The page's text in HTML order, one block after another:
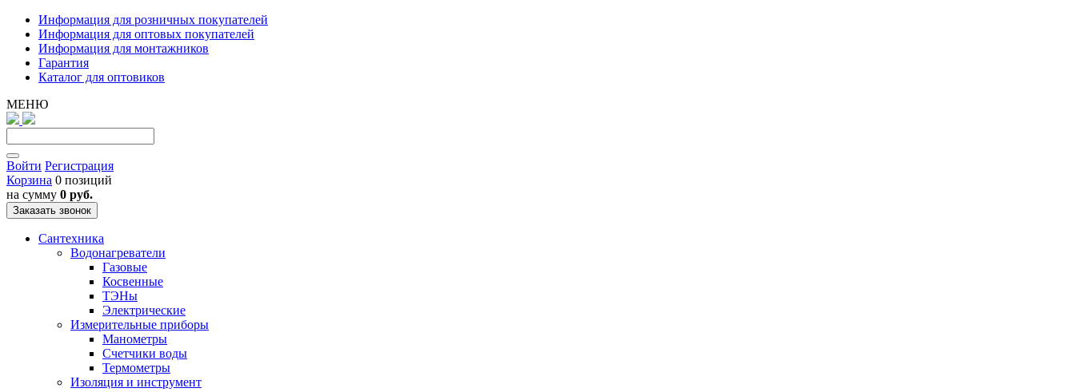
Информация для розничных покупателей
Информация для оптовых покупателей
Информация для монтажников
Гарантия
Каталог для оптовиков
МЕНЮ
Войти Регистрация
Корзина 0 позиций
на сумму 0 руб.
Заказать звонок
Сантехника
Водонагреватели
Газовые
Косвенные
ТЭНы
Электрические
Измерительные приборы
Манометры
Счетчики воды
Термометры
Изоляция и инструмент